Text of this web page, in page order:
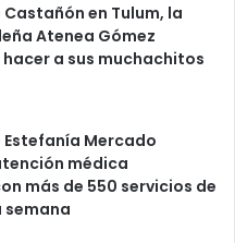
en Tulum, la
Atenea Gómez
a sus muchachitos
Estefanía Mercado
médica
más de 550 servicios de
semana